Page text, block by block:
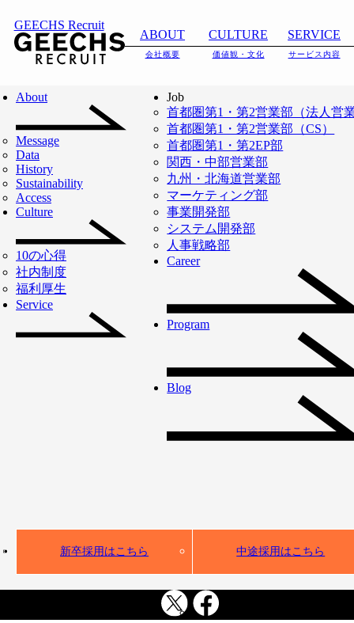
GEECHS Recruit
ABOUT
会社概要
CULTURE
価値観・文化
SERVICE
サービス内容
About
Message
Data
History
Sustainability
Access
Culture
10の心得
社内制度
福利厚生
Service
Job
首都圏第1・第2営業部（法人営
首都圏第1・第2営業部（CS）
首都圏第1・第2EP部
関西・中部営業部
九州・北海道営業部
マーケティング部
事業開発部
システム開発部
人事戦略部
Career
Program
Blog
新卒採用はこちら 中途採用はこちら
新人賞から1年で駆
け上がった年間
MVPへの道程ー
2024年度 Best of
Buddy賞受賞者 土
屋さんインタビュ
メンバーインタビュー
ギークスグループでは半期に一度、全社員が参加するギ